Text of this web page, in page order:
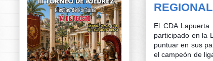
El CDA
participado en la
puntuar en sus
el campeón de